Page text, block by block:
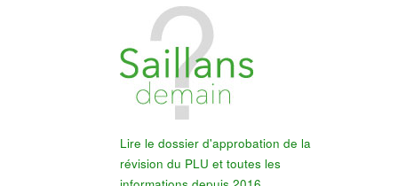
Lire le dossier d'approbation de la
révision du PLU et toutes les